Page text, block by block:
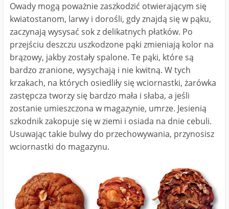
Owady mogą poważnie zaszkodzić otwierającym się
kwiatostanom, larwy i dorośli, gdy znajdą się w pąku,
zaczynają wysysać sok z delikatnych płatków. Po
przejściu deszczu uszkodzone pąki zmieniają kolor na
brązowy, jakby zostały spalone. Te pąki, które są
bardzo zranione, wysychają i nie kwitną. W tych
krzakach, na których osiedliły się wciornastki, żarówka
zastępcza tworzy się bardzo mała i słaba, a jeśli
zostanie umieszczona w magazynie, umrze. Jesienią
szkodnik zakopuje się w ziemi i osiada na dnie cebuli.
Usuwając takie bulwy do przechowywania, przynosisz
wciornastki do magazynu.